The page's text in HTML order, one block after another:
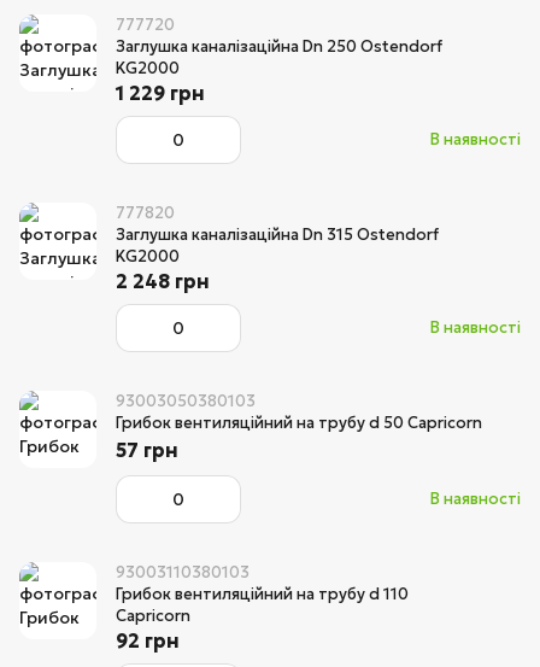
777720
Заглушка каналізаційна Dn 250 Ostendorf
KG2000
В наявності
1 229 грн
777820
Заглушка каналізаційна Dn 315 Ostendorf
KG2000
В наявності
2 248 грн
93003050380103
Грибок вентиляційний на трубу d 50 Capricorn
В наявності
57 грн
93003110380103
Грибок вентиляційний на трубу d 110
Capricorn
92 грн